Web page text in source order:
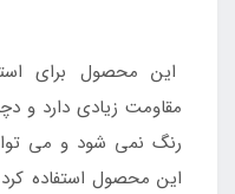
این محصول برای
مقاومت زیادی دارد و
رنگ نمی شود و می
این محصول استفاده